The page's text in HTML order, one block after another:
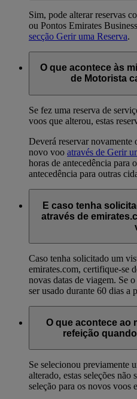
Sim, pode alterar reservas
ou Pontos Emirates
secção Gerir uma Reserva.
O que acontece às
de Motorista
Se fez uma reserva de
voos que alterou, estas
Deverá reservar novamente
novo voo através de Gerir
horas de antecedência para
antecedência para outras
E caso tenha
através de
Caso tenha solicitado um
emirates.com, certifique-se
novas datas de viagem. Se
ser usado durante 60 dias a
O que acontece ao
refeição
Se selecionou previamente
alterado, estas seleções não
seleção para os novos voos